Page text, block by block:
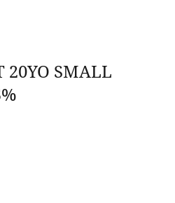
20YO SMALL